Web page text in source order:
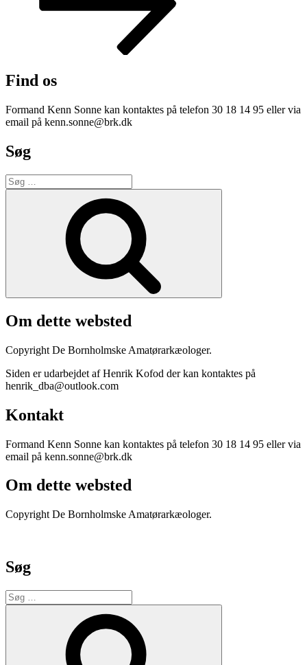
Find os
Formand Kenn Sonne kan kontaktes på telefon 30 18 14 95 eller via
email på kenn.sonne@brk.dk
Søg
Søg
efter:
Om dette websted
Copyright De Bornholmske Amatørarkæologer.
Siden er udarbejdet af Henrik Kofod der kan kontaktes på
henrik_dba@outlook.com
Kontakt
Formand Kenn Sonne kan kontaktes på telefon 30 18 14 95 eller via
email på kenn.sonne@brk.dk
Om dette websted
Copyright De Bornholmske Amatørarkæologer.
Søg
Søg
efter: